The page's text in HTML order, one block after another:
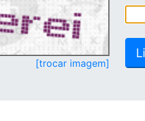
[trocar imagem]